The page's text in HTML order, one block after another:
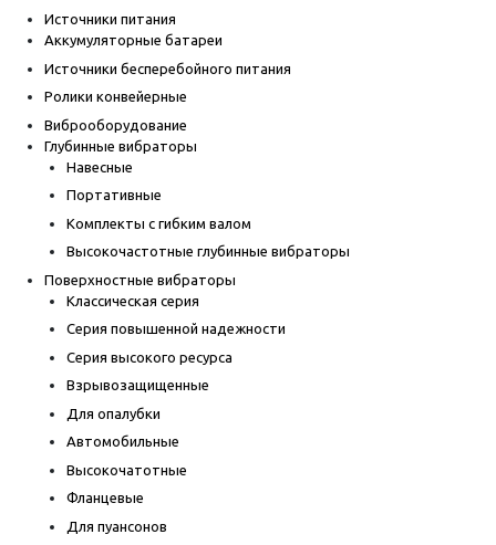
Источники питания
Аккумуляторные батареи
Источники бесперебойного питания
Ролики конвейерные
Виброоборудование
Глубинные вибраторы
Навесные
Портативные
Комплекты с гибким валом
Высокочастотные глубинные вибраторы
Поверхностные вибраторы
Классическая серия
Серия повышенной надежности
Серия высокого ресурса
Взрывозащищенные
Для опалубки
Автомобильные
Высокочатотные
Фланцевые
Для пуансонов